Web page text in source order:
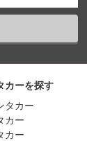
カーを探す
タカー
カー
カー